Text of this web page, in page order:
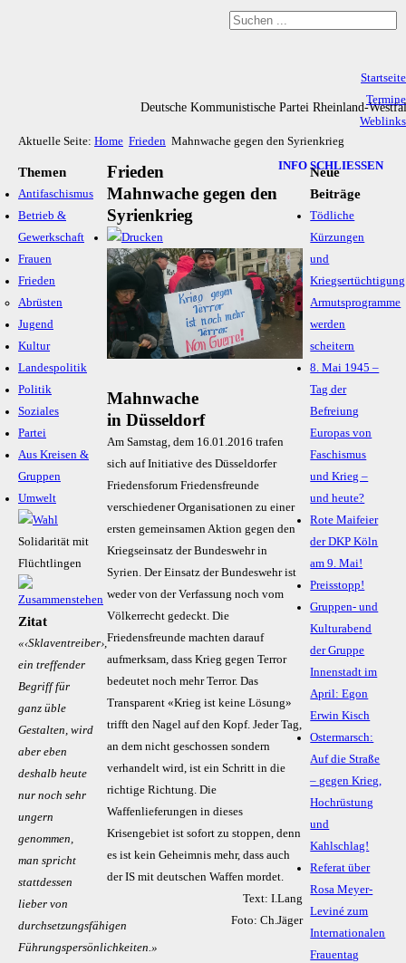
Deutsche Kommunistische Partei Rheinland-
Startseite
Termine
Weblinks
Impressum & Datenschutz
Aktuelle Seite: Home Frieden Mahnwache gegen den Syrienkrieg
Themen
Antifaschismus
Betrieb &
Gewerkschaft
Frauen
Frieden
Abrüsten
Jugend
Kultur
Landespolitik
Politik
Soziales
Partei
Aus Kreisen &
Gruppen
Umwelt
Solidarität mit
Flüchtlingen
Zitat
«‹Sklaventreiber›,
ein treffender
Begriff für
ganz üble
Gestalten, wird
aber eben
deshalb heute
nur noch sehr
ungern
genommen,
man spricht
stattdessen
lieber von
durchsetzungsfähigen
Führungspersönlichkeiten.»
Frieden
Mahnwache gegen den
Syrienkrieg
Mahnwache
in Düsseldorf
Am Samstag, dem 16.01.2016 trafen
sich auf Initiative des Düsseldorfer
Friedensforum Friedensfreunde
verschiedener Organisationen zu einer
ersten gemeinsamen Aktion gegen den
Kriegseinsatz der Bundeswehr in
Syrien. Der Einsatz der Bundeswehr ist
weder von der Verfassung noch vom
Völkerrecht gedeckt. Die
Friedensfreunde machten darauf
aufmerksam, dass Krieg gegen Terror
bedeutet noch mehr Terror. Das
Transparent «Krieg ist keine Lösung»
trifft den Nagel auf den Kopf. Jeder Tag,
an dem nicht geschossen sondern
verhandelt wird, ist ein Schritt in die
richtige Richtung. Die
Waffenlieferungen in dieses
Krisengebiet ist sofort zu stoppen, denn
es ist kein Geheimnis mehr, dass auch
der IS mit deutschen Waffen mordet.
Text: I.Lang
Foto: Ch.Jäger
INFO SCHLIESSEN
Neue
Beiträge
Tödliche
Kürzungen
und
Kriegsertüchtigung
Armutsprogramme
werden
scheitern
8. Mai 1945 –
Tag der
Befreiung
Europas von
Faschismus
und Krieg –
und heute?
Rote Maifeier
der DKP Köln
am 9. Mai!
Preisstopp!
Gruppen- und
Kulturabend
der Gruppe
Innenstadt im
April: Egon
Erwin Kisch
Ostermarsch:
Auf die Straße
– gegen Krieg,
Hochrüstung
und
Kahlschlag!
Referat über
Rosa Meyer-
Leviné zum
Internationalen
Frauentag